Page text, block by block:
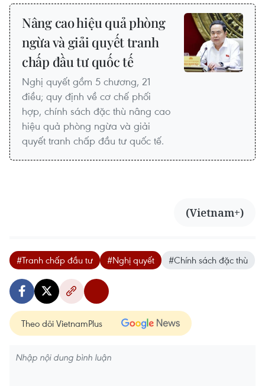
Nâng cao hiệu quả phòng
ngừa và giải quyết tranh
chấp đầu tư quốc tế
Nghị quyết gồm 5 chương, 21
điều; quy định về cơ chế phối
hợp, chính sách đặc thù nâng cao
hiệu quả phòng ngừa và giải
quyết tranh chấp đầu tư quốc tế.
(Vietnam+)
#Tranh chấp đầu tư #Nghị quyết #Chính sách đặc thù
Theo dõi VietnamPlus